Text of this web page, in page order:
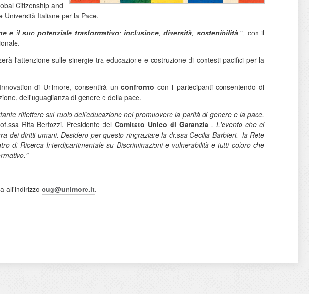
Citizenship and
Università Italiane per la Pace.
e il suo potenziale trasformativo: inclusione, diversità, sostenibilità ", con il
l'attenzione sulle sinergie tra educazione e costruzione di contesti pacifici per la
di Unimore, consentirà unconfronto con i partecipanti consentendo di
dell'uguaglianza di genere e della pace.
riflettere sul ruolo dell’educazione nel promuovere la parità di genere e la pace,
Rita Bertozzi, Presidente del Comitato Unico di Garanzia . L'evento che ci
dei diritti umani. Desidero per questo ringraziare la dr.ssa Cecilia Barbieri, la Rete
di Ricerca Interdipartimentale su Discriminazioni e vulnerabilità e tutti coloro che
all'indirizzo cug@unimore.it.